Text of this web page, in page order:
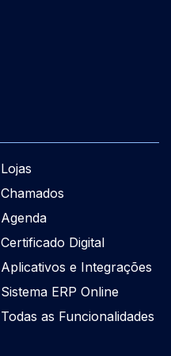
Lojas
Chamados
Agenda
Certificado Digital
Aplicativos e Integrações
Sistema ERP Online
Todas as Funcionalidades